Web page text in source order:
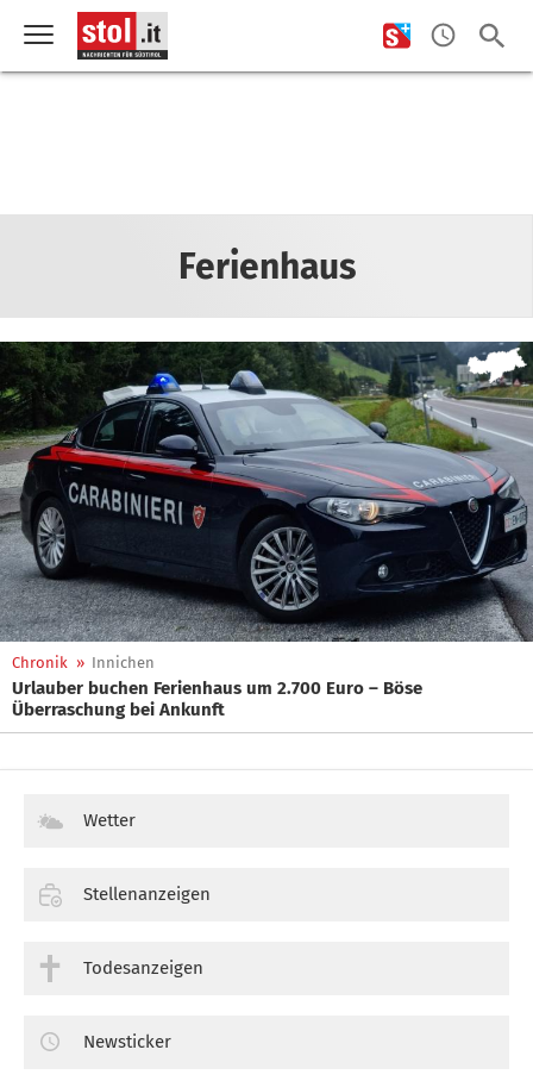
Ferienhaus
Chronik » Innichen
Urlauber buchen Ferienhaus um 2.700 Euro – Böse
Überraschung bei Ankunft
Wetter
Stellenanzeigen
Todesanzeigen
Newsticker